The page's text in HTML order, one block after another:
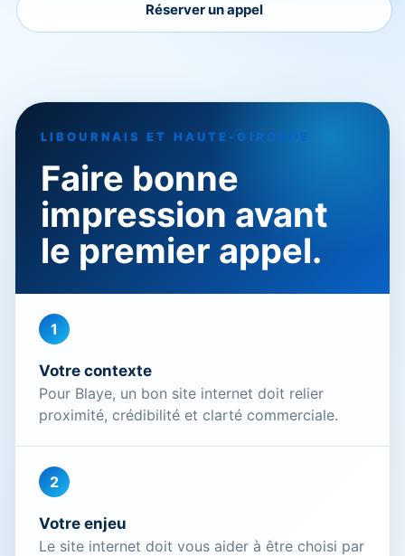
Réserver un appel
LIBOURNAIS ET HAUTE-GIRONDE
Faire bonne
impression avant
le premier appel.
1
Votre contexte
Pour Blaye, un bon site internet doit relier
proximité, crédibilité et clarté commerciale.
2
Votre enjeu
Le site internet doit vous aider à être choisi par